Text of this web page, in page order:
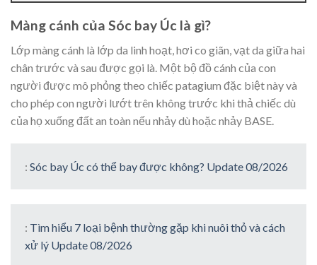
Màng cánh của Sóc bay Úc là gì?
Lớp màng cánh là lớp da linh hoạt, hơi co giãn, vạt da giữa hai
chân trước và sau được gọi là. Một bộ đồ cánh của con
người được mô phỏng theo chiếc patagium đặc biệt này và
cho phép con người lướt trên không trước khi thả chiếc dù
của họ xuống đất an toàn nếu nhảy dù hoặc nhảy BASE.
: Sóc bay Úc có thể bay được không? Update 08/2026
: Tìm hiểu 7 loại bệnh thường gặp khi nuôi thỏ và cách
xử lý Update 08/2026